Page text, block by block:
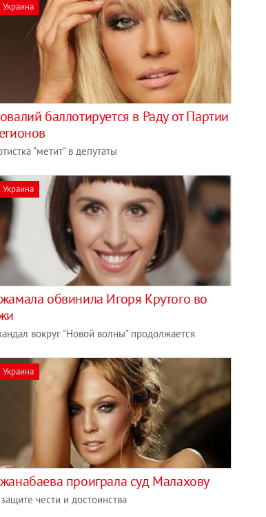
Украина
баллотируется в Раду от Партии
"метит" в депутаты
Украина
обвинила Игоря Крутого во
вокруг "Новой волны" продолжается
Украина
проиграла суд Малахову
чести и достоинства